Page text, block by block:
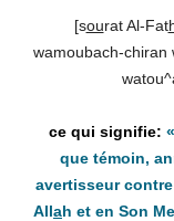
[sourat Al-Fat
wamoubach-chiran
que témoin,
avertisseur
Allah et en Son